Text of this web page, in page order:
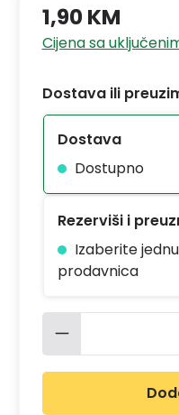
1,90 KM
Cijena sa
Dostava ili
Dostava
Dostupno
Rezerviši i
Izaberite
prodavnica
Količina